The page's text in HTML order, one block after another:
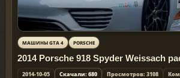
МАШИНЫ GTA 4 PORSCHE
2014 Porsche 918 Spyder Weissach
2014-10-05 Скачали: 680 Просмотров: 3108